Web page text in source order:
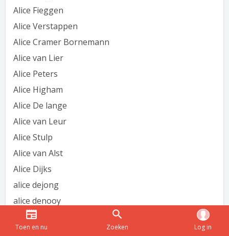
Alice Fieggen
Alice Verstappen
Alice Cramer Bornemann
Alice van Lier
Alice Peters
Alice Higham
Alice De lange
Alice van Leur
Alice Stulp
Alice van Alst
Alice Dijks
alice dejong
alice denooy
Alice Streutgers
alice kalk
Toen en nu Zoeken Log in